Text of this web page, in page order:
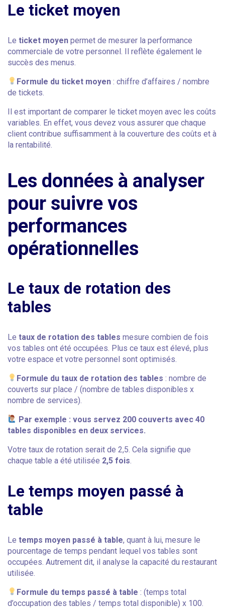
Le ticket moyen
Le ticket moyen permet de mesurer la performance
commerciale de votre personnel. Il reflète également le
succès des menus.
Formule du ticket moyen : chiffre d’affaires / nombre
de tickets.
Il est important de comparer le ticket moyen avec les coûts
variables. En effet, vous devez vous assurer que chaque
client contribue suffisamment à la couverture des coûts et à
la rentabilité.
Les données à analyser
pour suivre vos
performances
opérationnelles
Le taux de rotation des
tables
Le taux de rotation des tables mesure combien de fois
vos tables ont été occupées. Plus ce taux est élevé, plus
votre espace et votre personnel sont optimisés.
Formule du taux de rotation des tables : nombre de
couverts sur place / (nombre de tables disponibles x
nombre de services).
Par exemple : vous servez 200 couverts avec 40
tables disponibles en deux services.
Votre taux de rotation serait de 2,5. Cela signifie que
chaque table a été utilisée 2,5 fois
Le temps moyen passé à
table
Le temps moyen passé à table, quant à lui, mesure le
pourcentage de temps pendant lequel vos tables sont
occupées. Autrement dit, il analyse la capacité du restaurant
utilisée.
Formule du temps passé à table : (temps total
d’occupation des tables / temps total disponible) x 100.